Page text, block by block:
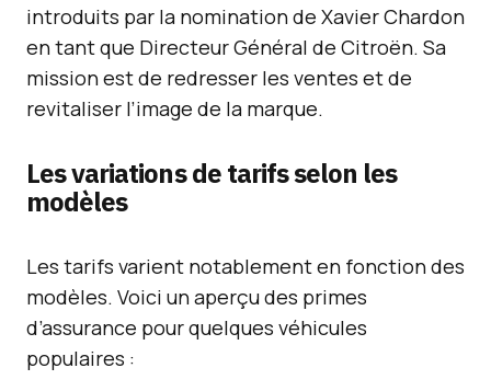
introduits par la nomination de Xavier Chardon
en tant que Directeur Général de Citroën. Sa
mission est de redresser les ventes et de
revitaliser l’image de la marque.
Les variations de tarifs selon les
modèles
Les tarifs varient notablement en fonction des
modèles. Voici un aperçu des primes
d’assurance pour quelques véhicules
populaires :